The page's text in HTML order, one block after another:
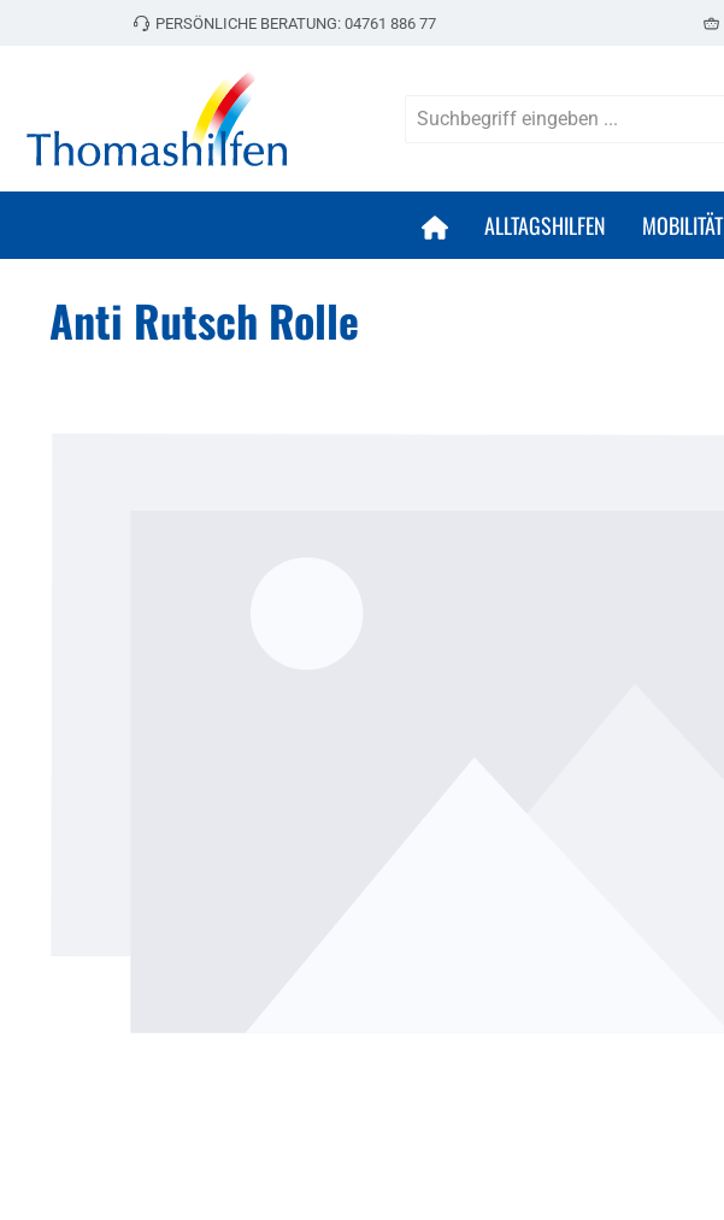
Hauptinhalt springen
Zur Suche springen
Zur Hauptnavigation springen
PERSÖNLICHE BERATUNG: 04761 886 77
ALLTAGSHILFEN MOBILITÄT
Anti Rutsch Rolle